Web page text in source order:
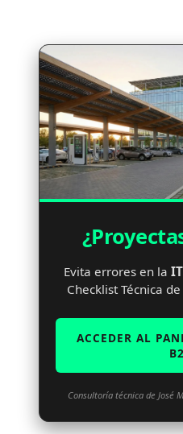
Evita errores en la
Checklist Técnica
ACCEDER AL
Consultoría técnica de José